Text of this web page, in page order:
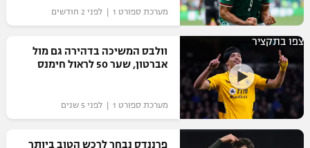
גביע הטוטו
ליגיונרים
גביע המדינה
כדורגל עולמי
ליגת האלופות
ליגה אירופית
ליגה אנגלית
כדורסל ישראלי
ליגת ווינר סל
ליגה לאומית
כדורסל עולמי
מערכת ספורט 1 | לפני 2 חודשים
צפו בתקציר
וולבס המשיכה בדהירה גם מול
אברטון, שער 50 לראול חימנס
מערכת ספורט 1 | לפני 5 שנים
פרננדס נבחר לרכש הטוב ביותר